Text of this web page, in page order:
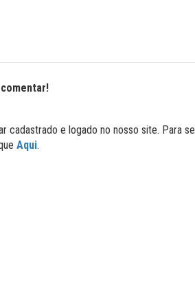
cadastrado e logado no nosso site. Para se
Aqui.